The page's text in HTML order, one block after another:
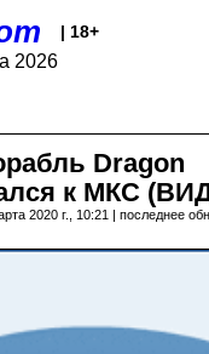
| 18+
2026
Dragon
к МКС
2020 г., 10:21 | последнее